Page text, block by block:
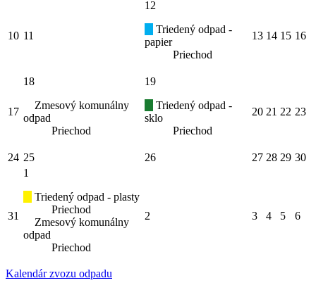
10 11
12
Triedený odpad -
papier
Priechod
13 14 15 16
17
18
Zmesový komunálny
odpad
Priechod
19
Triedený odpad -
sklo
Priechod
20 21 22 23
24 25 26 27 28 29 30
31
1
Triedený odpad - plasty
Priechod
Zmesový komunálny
odpad
Priechod
2 3 4 5 6
Kalendár zvozu odpadu